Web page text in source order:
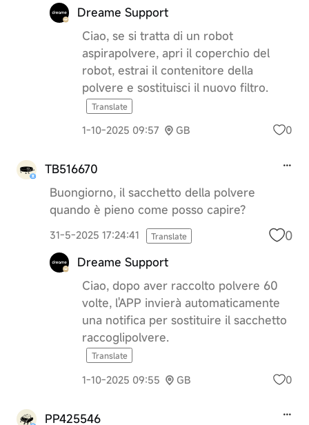
Dreame Support
Ciao, se si tratta di un robot
aspirapolvere, apri il coperchio del
robot, estrai il contenitore della
polvere e sostituisci il nuovo filtro.
Translate
1-10-2025 09:57 GB 0
TB516670
Buongiorno, il sacchetto della polvere
quando è pieno come posso capire?
31-5-2025 17:24:41 Translate 0
Dreame Support
Ciao, dopo aver raccolto polvere 60
volte, l'APP invierà automaticamente
una notifica per sostituire il sacchetto
raccoglipolvere.
Translate
1-10-2025 09:55 GB 0
PP425546